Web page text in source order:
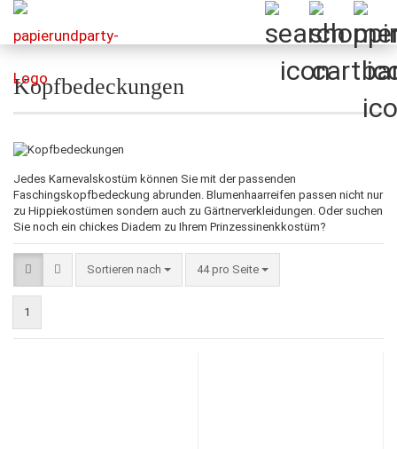
Kopfbedeckungen
Jedes Karnevalskostüm können Sie mit der passenden
Faschingskopfbedeckung abrunden. Blumenhaarreifen passen nicht nur
zu Hippiekostümen sondern auch zu Gärtnerverkleidungen. Oder suchen
Sie noch ein chickes Diadem zu Ihrem Prinzessinenkkostüm?
Sortieren nach
Sortieren nach 44 pro Seite
pro Seite
1